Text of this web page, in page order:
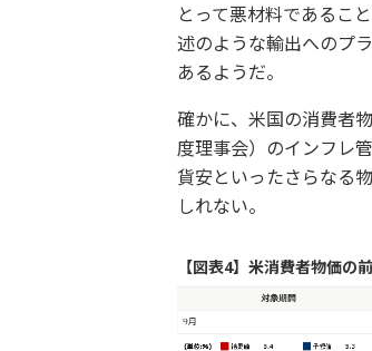
とって悪材料であるこ
述のような輸出へのプ
あるようだ。
確かに、米国の消費者
度理事会）のインフレ
貨安といったさらなる
しれない。
【図表4】米消費者物価の